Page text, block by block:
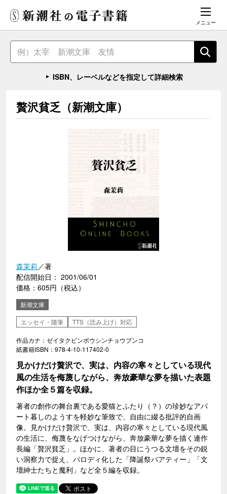
メニュー
ISBN、レーベルなどを指定して詳細検索
贅沢貧乏（新潮文庫）
森茉莉／著
配信開始日： 2001/06/01
価格：605円（税込）
新潮文庫
エッセイ・随筆
TTS（読み上げ）対応
作品カナ：ゼイタクビンボウシンチョウブンコ
紙書籍ISBN：978-4-10-117402-0
見かけだけ贅沢で、実は、内容の寒々としている現代
風の生活を侮蔑しながら、奔放豪華な夢を描いた表題
作ほか全５篇を収録。
著者の創作の舞台裏である愛猫とふたり（？）の珍妙なアパ
ート暮しのようすを軽妙な筆致で、自由に綴る批評的自画
像。見かけだけ贅沢で、実は、内容の寒々としている現代風
の生活に、侮蔑をなげつけながら、奔放豪華な夢を描く連作
長編「贅沢貧乏」。ほかに、著者の目にうつる文壇をその鋭
い洞察力で捉え、パロディ化した「降誕祭パアティー」「文
壇紳士たちと魔利」など全５編を収録。